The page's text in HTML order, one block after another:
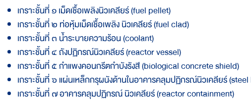
เกราะชั้นที่ ๑ เม็ดเชื้อเพลิงนิวเคลียร์ (fuel pellet)
เกราะชั้นที่ ๒ ท่อหุ้มเม็ดเชื้อเพลิง นิวเคลียร์ (fuel clad)
เกราะชั้นที่ ๓ น้ำระบายความร้อน (coolant)
เกราะชั้นที่ ๔ ถังปฏิกรณ์นิวเคลียร์ (reactor vessel)
เกราะชั้นที่ ๕ กำแพงคอนกรีตกำบังรังสี (biological concrete shield)
เกราะชั้นที่ ๖ แผ่นเหล็กกรุผนังด้านในอาคารคลุมปฏิกรณ์นิวเคลียร์
เกราะชั้นที่ ๗ อาคารคลุมปฏิกรณ์ นิวเคลียร์ (reactor containment)